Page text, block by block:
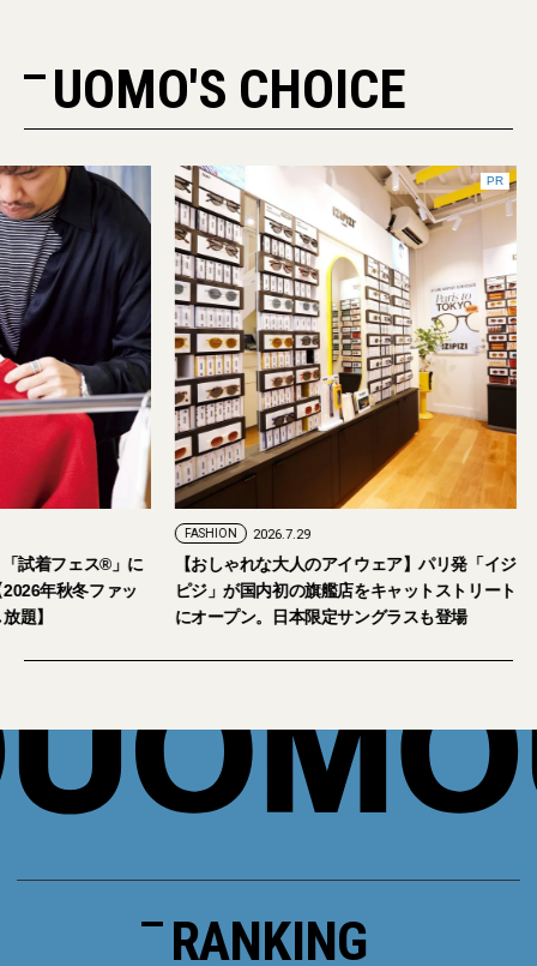
UOMO'S CHOICE
試着フェス®︎」に
年秋冬ファッ
題】
PR
FASHION 2026.7.29
【おしゃれな大人のアイウェア】パリ発「イジ
ピジ」が国内初の旗艦店をキャットストリート
にオープン。日本限定サングラスも登場
RANKING